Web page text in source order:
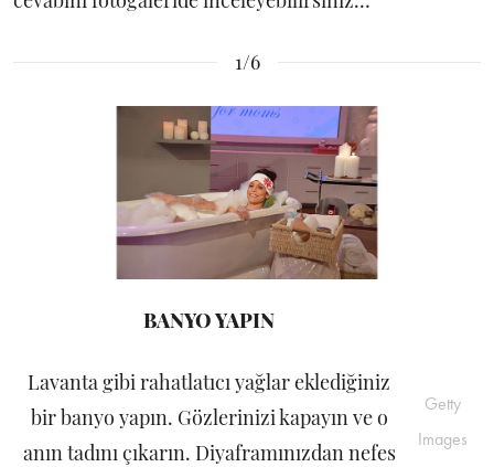
1/6
BANYO YAPIN
Lavanta gibi rahatlatıcı yağlar eklediğiniz
bir banyo yapın. Gözlerinizi kapayın ve o
anın tadını çıkarın. Diyaframınızdan nefes
Getty
Images